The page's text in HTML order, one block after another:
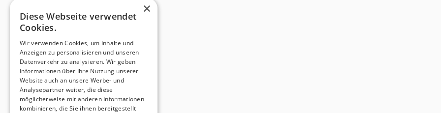
×
Diese Webseite verwendet
Cookies.
Wir verwenden Cookies, um Inhalte und
Anzeigen zu personalisieren und unseren
Datenverkehr zu analysieren. Wir geben
Informationen über Ihre Nutzung unserer
Website auch an unsere Werbe- und
Analysepartner weiter, die diese
möglicherweise mit anderen Informationen
kombinieren, die Sie ihnen bereitgestellt